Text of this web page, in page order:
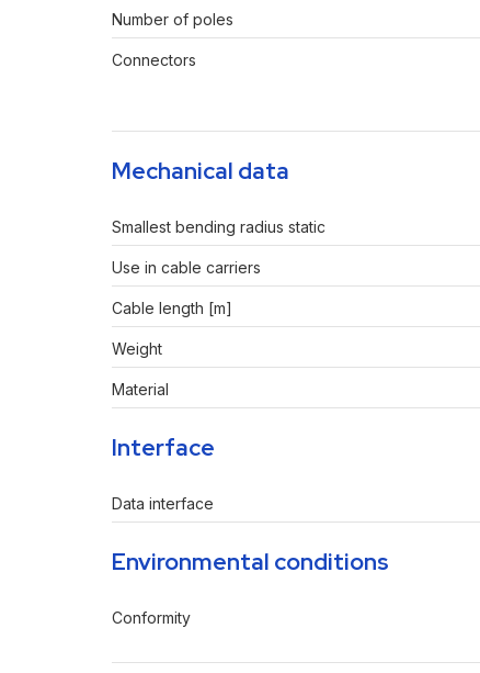
Number of poles
Connectors
Mechanical data
Smallest bending radius static
Use in cable carriers
Cable length [m]
Weight
Material
Interface
Data interface
Environmental conditions
Conformity